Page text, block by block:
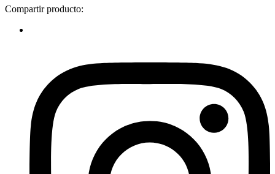
350
quantity
Compartir producto: